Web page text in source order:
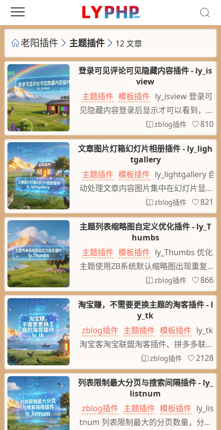
老阳插件 主题插件 12 文章
登录可见评论可见隐藏内容插件 - ly_is
view
主题插件 模板插件 ly_isview 登录可
见隐藏内容登录后显示才可以看到，或
者评论可见隐藏内容评论后显示才可以
看到隐藏内容，支持设置用户级别开放
隐藏内容，支持静态缓存页面
zblog插件 810
文章图片灯箱幻灯片相册插件 - ly_ligh
tgallery
主题插件 模板插件 ly_lightgallery 自
动处理文章内容图片集中在幻灯片显示
相册灯箱，文章图片SEO优化，Swiper
轮播图幻灯片，Swiper + lightGallery
是一款轻量级、可定制、响应式、模块
化的jQuery LightBox图片画廊插件。
它支持移动触摸设备,支持键盘控制,多
种动画过渡效果
zblog插件 821
主题列表缩略图自定义优化插件 - ly_T
humbs
主题插件 模板插件 ly_Thumbs 优化
主题使用ZB系统默认缩略图出现重复产
生大量默认缩略图文件的问题，几百上
千万缩略图优化分文件夹存放固定缩略
图URL解决URL改变失效的问题，优化
保持原缩略图的图片路径，增加设置缩
略图图片压缩率减小图片体积加快网络
响应提升用户体验，列表缩略图可以自
定义图片随机调用。
zblog插件 866
淘宝赚，不需要更换主题的淘客插件 - l
y_tk
zblog插件 主题插件 模板插件 ly_tk
淘宝客淘宝联盟淘客插件、拼多多联盟
多多进宝插件、不需要更换主题的淘宝
客，商品信息自动化自动实时更新，异
步加载类似投放广告对SEO优化影响
小，所有新旧文章都可以自动根据文章
标签关联商品优惠券插件
zblog插件 2128
列表限制最大分页与搜索间隔插件 - ly_
listnum
zblog插件 主题插件 模板插件 ly_lis
tnum 列表限制最大的分页数量，分类